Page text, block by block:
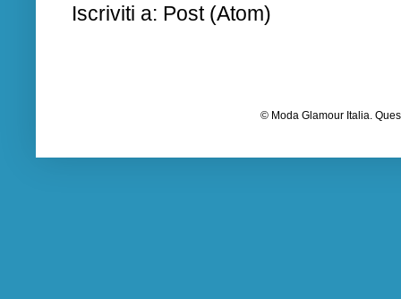
Iscriviti a: Post (Atom)
© Moda Glamour Italia.